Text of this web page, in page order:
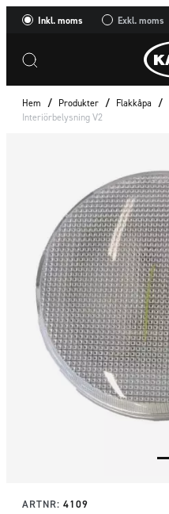
Inkl. moms Exkl. moms
Hem / Produkter / Flakkåpa /
Interiörbelysning V2
ARTNR: 4109